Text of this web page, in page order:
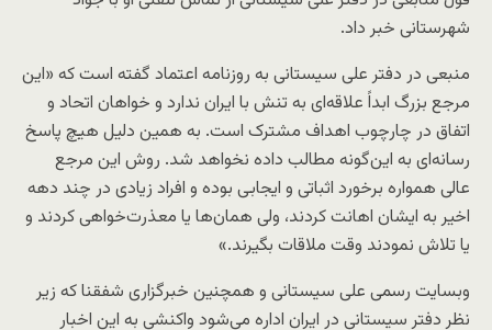
شهرستانی خبر داد.
منبعی در دفتر علی سیستانی به روزنامه اعتماد گفته است که «این
مرجع بزرگ ابداً علاقه‌ای به تنش با ایران ندارد و خواهان اتحاد و
اتفاق در چارچوب اهداف مشترک است. به همین دلیل هیچ پاسخ
رسانه‌ای به این‌گونه مطالب داده نخواهد شد. روش این مرجع
عالی همواره برخورد اثباتی و ایجابی بوده و افراد زیادی در چند دهه
اخیر به ایشان اهانت کردند، ولی همان‌ها یا معذرت‌خواهی کردند و
یا تلاش نمودند وقت ملاقات بگیرند.»
وبسایت رسمی علی سیستانی و همچنین خبرگزاری شفقنا که زیر
نظر دفتر سیستانی در ایران اداره می‌شود واکنشی به این اخبار